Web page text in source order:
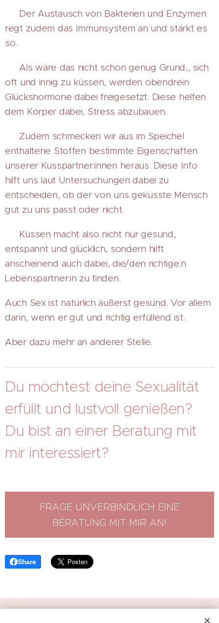
💋 Der Austausch von Bakterien und Enzymen
regt zudem das Immunsystem an und stärkt es
so.
💋 Als wäre das nicht schon genug Grund,, sich
oft und innig zu küssen, werden obendrein
Glückshormone dabei freigesetzt. Diese helfen
dem Körper dabei, Stress abzubauen.
💋 Zudem schmecken wir aus im Speichel
enthaltene Stoffen bestimmte Eigenschaften
unserer Kusspartner:innen heraus. Diese Info
hilft uns laut Untersuchungen dabei zu
entscheiden, ob der von uns geküsste Mensch
gut zu uns passt oder nicht.
💋 Küssen macht also nicht nur gesund,
entspannt und glücklich, sondern hilft
anscheinend auch dabei, die/den richtige:n
Lebenspartner:in zu finden.
Auch Sex ist natürlich äußerst gesund. Vor allem
dann, wenn er gut und richtig erfüllend ist.
Aber dazu mehr an anderer Stelle.
Du möchtest deine Sexualität
erfüllt und lustvoll genießen?
Du bist an einer Beratung mit
mir interessiert?
FRAGE UNVERBINDLICH EINE
BERATUNG MIT MIR AN!
Share